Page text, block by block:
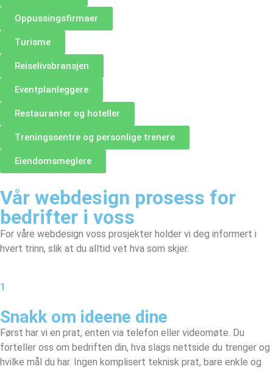
Oppussingsfirmaer
Turisme
Reiselivsbransjen
Eventplanleggere
Restauranter og hoteller
Treningssentre og personlige trenere
Eiendomsmeglere
Vår webdesign prosess for
bedrifter i voss
For våre webdesign voss prosjekter holder vi deg informert i
hvert trinn, slik at du alltid vet hva som skjer.
1
Snakk om ideene dine
Først har vi en prat, enten via telefon eller videomøte. Du
forteller oss om bedriften din, hva slags nettside du trenger og
hvilke mål du har. Ingen komplisert teknisk prat, bare enkle og